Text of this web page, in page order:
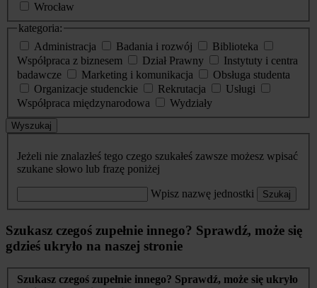
Wrocław
kategoria:
Administracja
Badania i rozwój
Biblioteka
Współpraca z biznesem
Dział Prawny
Instytuty i centra
badawcze
Marketing i komunikacja
Obsługa studenta
Organizacje studenckie
Rekrutacja
Usługi
Współpraca międzynarodowa
Wydziały
Wyszukaj
Jeżeli nie znalazłeś tego czego szukałeś zawsze możesz wpisać
szukane słowo lub frazę poniżej
Wpisz nazwę jednostki Szukaj
Szukasz czegoś zupełnie innego? Sprawdź, może się
gdzieś ukryło na naszej stronie
Szukasz czegoś zupełnie innego? Sprawdź, może się ukryło